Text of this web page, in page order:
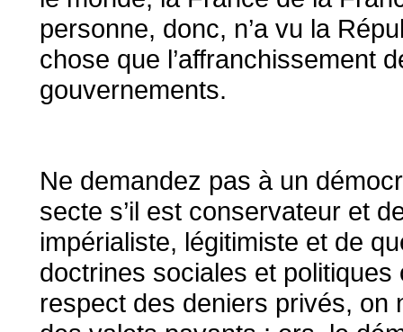
personne, donc, n’a vu la
chose que l’affranchissement
gouvernements.
Ne demandez pas à un
secte s’il est conservateur et
impérialiste, légitimiste et de
doctrines sociales et politiques
respect des deniers privés, on